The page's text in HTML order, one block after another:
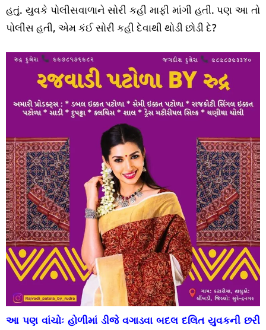
હતું. યુવકે પોલીસવાળાને સોરી કહી માફી માંગી હતી. પણ આ તો
પોલીસ હતી, એમ કંઈ સોરી કહી દેવાથી થોડી છોડી દે?
આ પણ વાંચોઃ હોળીમાં ડીજે વગાડવા બદલ દલિત યુવકની છરી